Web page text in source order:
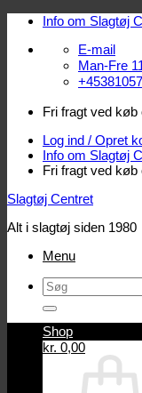
Fortsæt
indhold
Info om Slagtøj
E-mail
Man-Fre
Fri fragt ved køb
Log ind / Opret
Info om Slagtøj
Fri fragt ved køb
Slagtøj Centret
Alt i slagtøj siden 1980
Menu
Søg
efter:
Log ind / Opret
kr. 0,00
Shop